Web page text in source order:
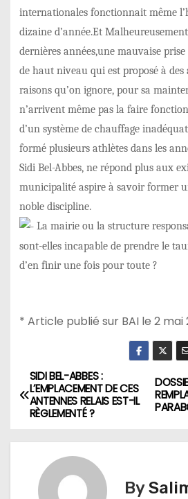
internationales fonctionnait même
dizaine d’année.Et
dernières années,une mauvaise
de haut niveau qui est proposé à des
raisons qu’on ignore, pour sa
n’arrivent même pas la faire
d’un système de chauffage
formé plusieurs athlètes dans les
Sidi Bel-Abbes, ne répond plus aux
municipalité aspire à savoir former
noble discipline.
La mairie ou la structure
sont-elles incapable de prendre le
d’en finir une fois pour toute ?
* Article publié sur BAI le 2 mai
N
a
v
SIDI BEL-ABBES :
L’EMPLACEMENT DE CES
ANTENNES RELAIS EST-IL
RÈGLEMENTÉ ?
By